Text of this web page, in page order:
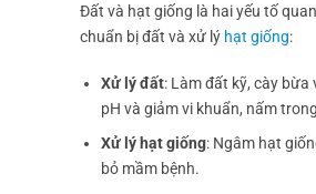
Đất và hạt giống là hai yếu tố
chuẩn bị đất và xử lý hạt giống:
Xử lý đất: Làm đất kỹ, cày
pH và giảm vi khuẩn, nấm
Xử lý hạt giống: Ngâm hạt
bỏ mầm bệnh.